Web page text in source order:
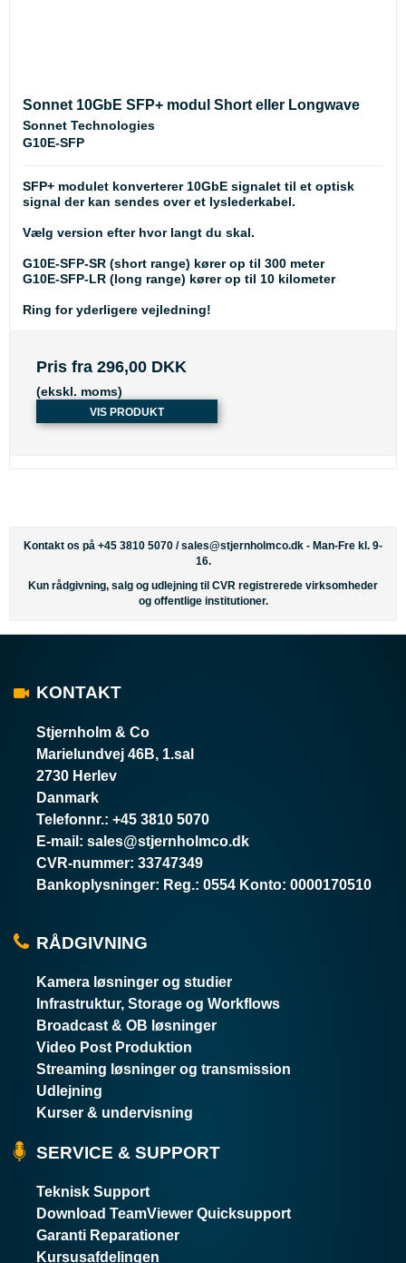
Sonnet 10GbE SFP+ modul Short eller Longwave
Sonnet Technologies
G10E-SFP
SFP+ modulet konverterer 10GbE signalet til et optisk
signal der kan sendes over et lyslederkabel.
Vælg version efter hvor langt du skal.
G10E-SFP-SR (short range) kører op til 300 meter
G10E-SFP-LR (long range) kører op til 10 kilometer
Ring for yderligere vejledning!
Pris fra 296,00 DKK
(ekskl. moms)
VIS PRODUKT
Kontakt os på +45 3810 5070 /sales@stjernholmco.dk - Man-Fre kl. 9-
16.
Kun rådgivning, salg og udlejning til CVR registrerede virksomheder
og offentlige institutioner.
KONTAKT
Stjernholm & Co
Marielundvej 46B, 1.sal
2730 Herlev
Danmark
Telefonnr.: +45 3810 5070
E-mail : sales@stjernholmco.dk
CVR-nummer: 33747349
Bankoplysninger: Reg.: 0554 Konto: 0000170510
RÅDGIVNING
Kamera løsninger og studier
Infrastruktur, Storage og Workflows
Broadcast & OB løsninger
Video Post Produktion
Streaming løsninger og transmission
Udlejning
Kurser & undervisning
SERVICE & SUPPORT
Teknisk Support
Download TeamViewer Quicksupport
Garanti Reparationer
Kursusafdelingen